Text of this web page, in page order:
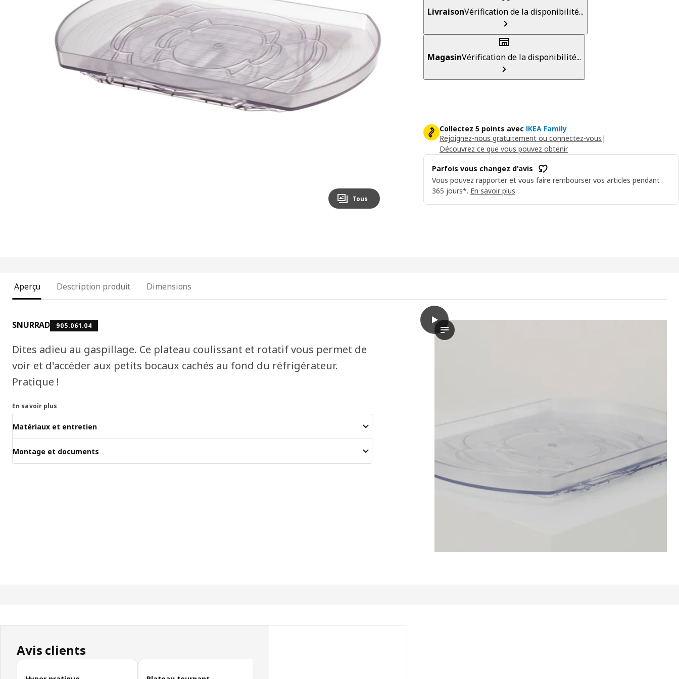
Image zoomed out, normal view
Tous
LivraisonVérification de la disponibilité...
MagasinVérification de la disponibilité...
Collectez 5 points avec IKEA Family
Rejoignez-nous gratuitement ou connectez-vous |
Découvrez ce que vous pouvez obtenir
Parfois vous changez d'avis
Vous pouvez rapporter et vous faire rembourser vos articles pendant
365 jours*. En savoir plus
Aperçu Description produit Dimensions
SNURRAD 905.061.04
Dites adieu au gaspillage. Ce plateau coulissant et rotatif vous permet de
voir et d'accéder aux petits bocaux cachés au fond du réfrigérateur.
Pratique !
En savoir plus
Matériaux et entretien
Montage et documents
play
La vidéo présente une démonstration pratique de la platine vinyle de
SNURRAD Plateau pivotant, transparent
Avis clients
Ignorer les avis clients